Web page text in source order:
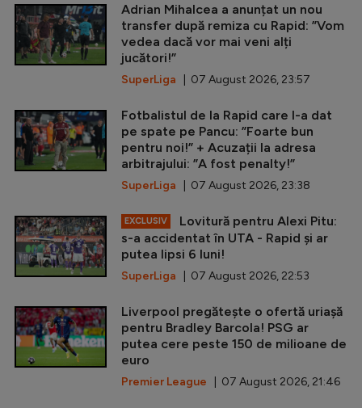
Adrian Mihalcea a anunțat un nou
transfer după remiza cu Rapid: ”Vom
vedea dacă vor mai veni alți
jucători!”
SuperLiga | 07 August 2026, 23:57
Fotbalistul de la Rapid care l-a dat
pe spate pe Pancu: ”Foarte bun
pentru noi!” + Acuzații la adresa
arbitrajului: ”A fost penalty!”
SuperLiga | 07 August 2026, 23:38
EXCLUSIV
Lovitură pentru Alexi Pitu:
s-a accidentat în UTA - Rapid și ar
putea lipsi 6 luni!
SuperLiga | 07 August 2026, 22:53
Liverpool pregătește o ofertă uriașă
pentru Bradley Barcola! PSG ar
putea cere peste 150 de milioane de
euro
Premier League | 07 August 2026, 21:46